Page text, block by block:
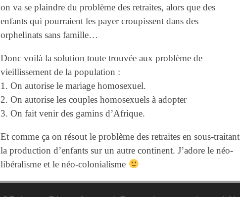
on va se plaindre du problème des retraites, alors que des
enfants qui pourraient les payer croupissent dans des
orphelinats sans famille…
Donc voilà la solution toute trouvée aux problème de
vieillissement de la population :
1. On autorise le mariage homosexuel.
2. On autorise les couples homosexuels à adopter
3. On fait venir des gamins d’Afrique.
Et comme ça on résout le problème des retraites en sous-traitant
la production d’enfants sur un autre continent. J’adore le néo-
libéralisme et le néo-colonialisme